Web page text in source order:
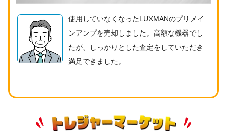
使用していなくなったLUXMANのプリメイ
ンアンプを売却しました。高額な機器でし
たが、しっかりとした査定をしていただき
満足できました。